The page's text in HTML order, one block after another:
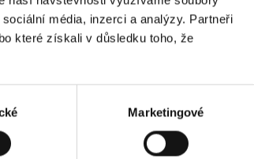
média, inzerci a analýzy. Partneři
které získali v důsledku toho, že
Marketingové
najednou přebírají roli strašáků.
společnosti a perzekuce
katolické církve. Možná touha po
46 procent a v Sejmu, dolní
lidem volí tvrdá slova. Občané,